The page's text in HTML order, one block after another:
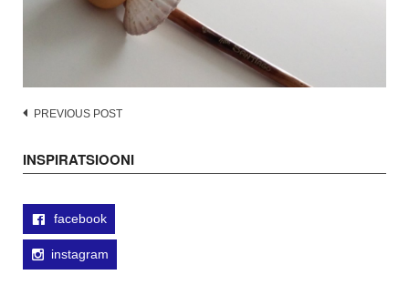
Post
PREVIOUS POST
INSPIRATSIOONI
facebook
instagram